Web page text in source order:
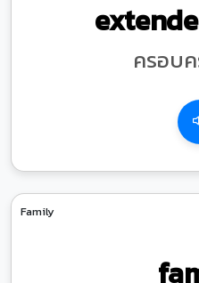
ครอบ
Family